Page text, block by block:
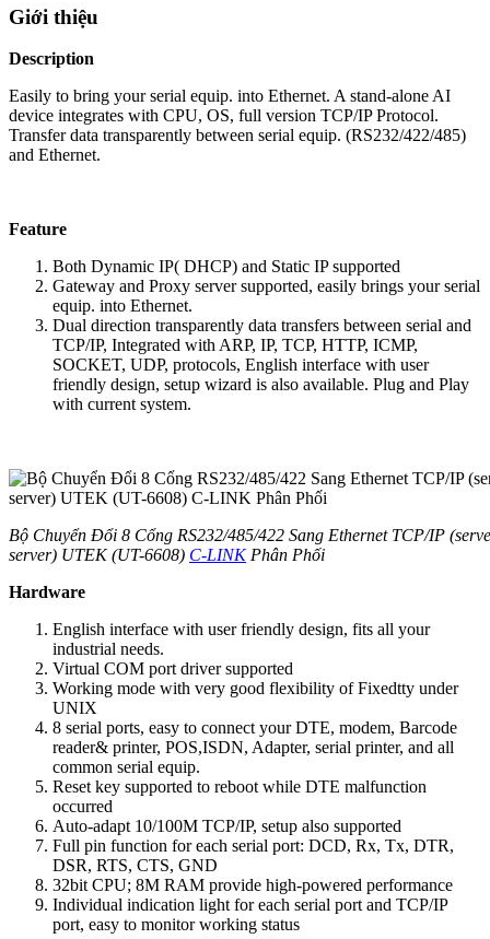
Giới thiệu
Description
Easily to bring your serial equip. into Ethernet. A stand-alone AI
device integrates with CPU, OS, full version TCP/IP Protocol.
Transfer data transparently between serial equip. (RS232/422/485)
and Ethernet.
Feature
Both Dynamic IP( DHCP) and Static IP supported
Gateway and Proxy server supported, easily brings your serial
equip. into Ethernet.
Dual direction transparently data transfers between serial and
TCP/IP, Integrated with ARP, IP, TCP, HTTP, ICMP,
SOCKET, UDP, protocols, English interface with user
friendly design, setup wizard is also available. Plug and Play
with current system.
Bộ Chuyển Đổi 8 Cổng RS232/485/422 Sang Ethernet TCP/IP
server) UTEK (UT-6608) C-LINKPhân Phối
Hardware
English interface with user friendly design, fits all your
industrial needs.
Virtual COM port driver supported
Working mode with very good flexibility of Fixedtty under
UNIX
8 serial ports, easy to connect your DTE, modem, Barcode
reader& printer, POS,ISDN, Adapter, serial printer, and all
common serial equip.
Reset key supported to reboot while DTE malfunction
occurred
Auto-adapt 10/100M TCP/IP, setup also supported
Full pin function for each serial port: DCD, Rx, Tx, DTR,
DSR, RTS, CTS, GND
32bit CPU; 8M RAM provide high-powered performance
Individual indication light for each serial port and TCP/IP
port, easy to monitor working status